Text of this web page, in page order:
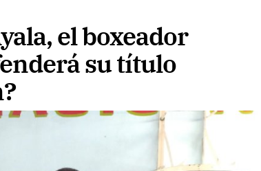
el boxeador
su título